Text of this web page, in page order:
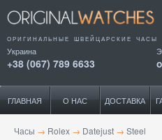
ОРИГИНАЛЬНЫЕ ШВЕЙЦАРСКИЕ ЧАСЫ
Украина
+38 (067) 789 6633
ГЛАВНАЯ О НАС ДОСТАВКА
Часы → Rolex → Datejust → Steel